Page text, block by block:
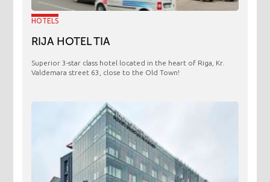
HOTELS
RIJA HOTEL TIA
Superior 3-star class hotel located in the heart of Riga, Kr.
Valdemara street 63, close to the Old Town!